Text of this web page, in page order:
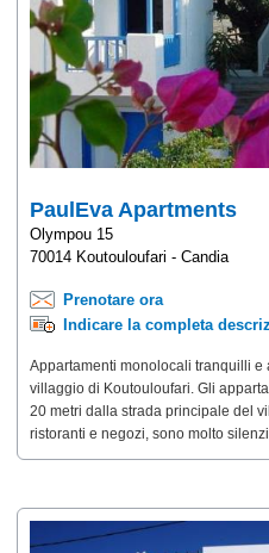
PaulEva Apartments
Olympou 15
70014 Koutouloufari - Candia
Prenotare ora
Indicare la completa
Appartamenti monolocali tranquilli e
villaggio di Koutouloufari. Gli
20 metri dalla strada principale del
ristoranti e negozi, sono molto